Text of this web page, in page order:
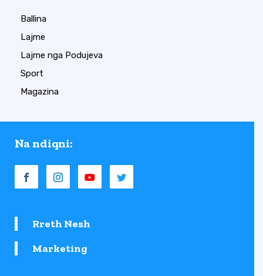
Ballina
Lajme
Lajme nga Podujeva
Sport
Magazina
Na ndiqni:
Rreth Nesh
Marketing